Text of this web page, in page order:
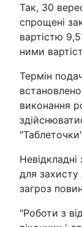
Так, 30
спрощені
вартістю
ними
Термін
виконання
для захисту
загроз
"Роботи з